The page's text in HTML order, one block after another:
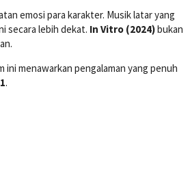
emosi para karakter. Musik latar yang
secara lebih dekat. In Vitro (2024)bukan
menawarkan pengalaman yang penuh
.